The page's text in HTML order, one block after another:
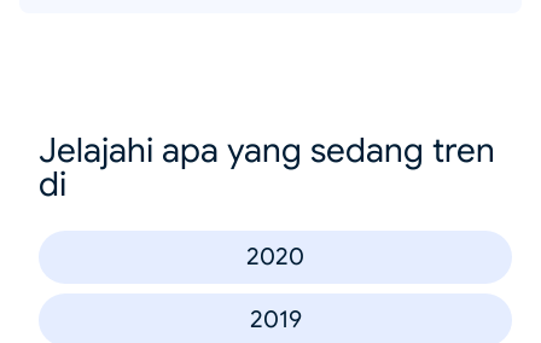
Jelajahi apa yang sedang tren
di
2020
2019